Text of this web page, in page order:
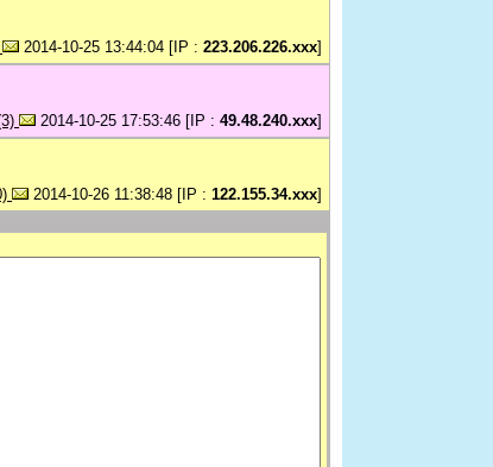
2014-10-25 13:44:04 [IP : 223.206.226.xxx]
2014-10-25 17:53:46 [IP : 49.48.240.xxx]
2014-10-26 11:38:48 [IP : 122.155.34.xxx]